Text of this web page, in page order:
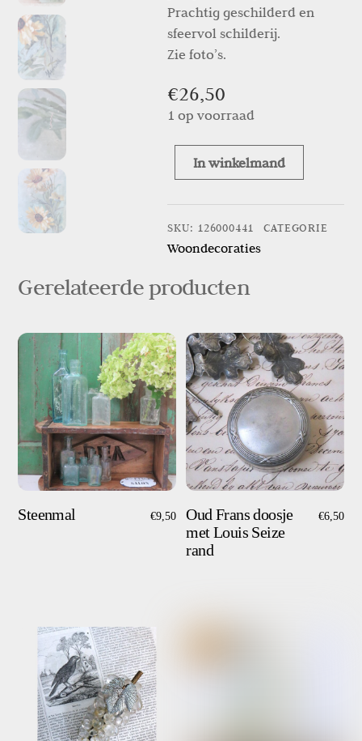
Prachtig geschilderd en
sfeervol schilderij.
Zie foto’s.
€26,50
1 op voorraad
Antiek
bloemen"
aantal
In winkelmand
SKU: 126000441 CATEGORIE
Woondecoraties
Gerelateerde producten
Steenmal €9,50
Oud Frans doosje
met Louis Seize
rand
€6,50